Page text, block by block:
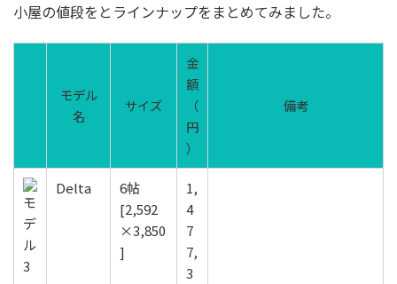
小屋の値段をとラインナップをまとめてみました。
モデル
名
サイズ
金
額
（
円
）
備考
Delta
6帖
[2,592
×3,850
]
1,
4
7
7,
3